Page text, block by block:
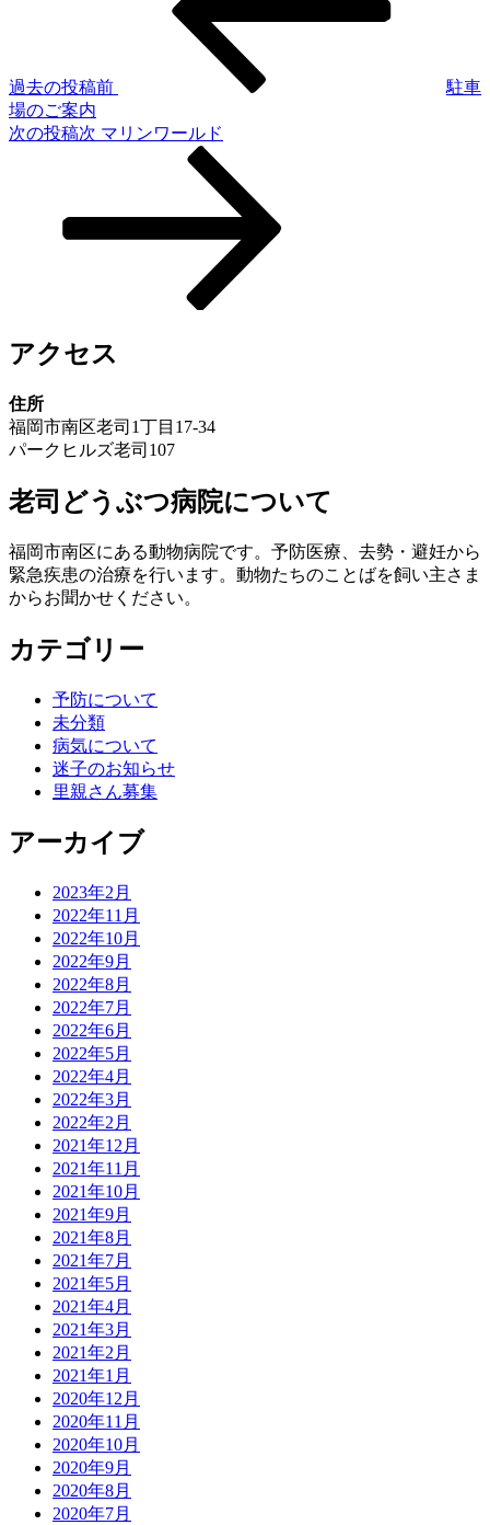
過去の投稿前
駐車
場のご案内
次の投稿次 マリンワールド
アクセス
住所
福岡市南区老司1丁目17-34
パークヒルズ老司107
老司どうぶつ病院について
福岡市南区にある動物病院です。予防医療、去勢・避妊から
緊急疾患の治療を行います。動物たちのことばを飼い主さま
からお聞かせください。
カテゴリー
予防について
未分類
病気について
迷子のお知らせ
里親さん募集
アーカイブ
2023年2月
2022年11月
2022年10月
2022年9月
2022年8月
2022年7月
2022年6月
2022年5月
2022年4月
2022年3月
2022年2月
2021年12月
2021年11月
2021年10月
2021年9月
2021年8月
2021年7月
2021年5月
2021年4月
2021年3月
2021年2月
2021年1月
2020年12月
2020年11月
2020年10月
2020年9月
2020年8月
2020年7月